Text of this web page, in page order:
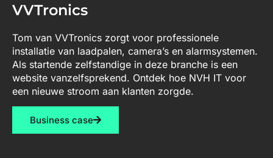
VVTronics
Tom van VVTronics zorgt voor professionele
installatie van laadpalen, camera’s en alarmsystemen.
Als startende zelfstandige in deze branche is een
website vanzelfsprekend. Ontdek hoe NVH IT voor
een nieuwe stroom aan klanten zorgde.
Business case